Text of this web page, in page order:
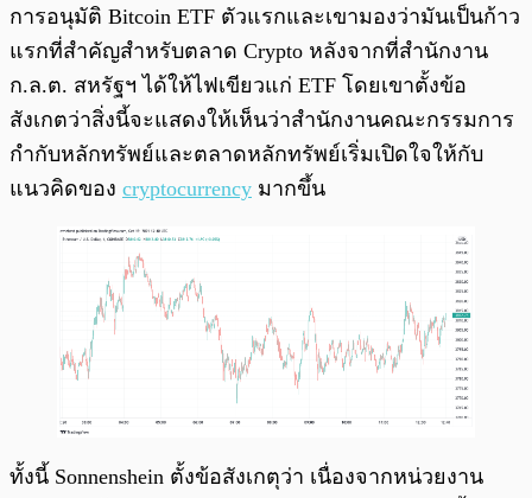
การอนุมัติ Bitcoin ETF ตัวแรกและเขามองว่ามันเป็นก้าว
แรกที่สำคัญสำหรับตลาด Crypto หลังจากที่สำนักงาน
ก.ล.ต. สหรัฐฯ ได้ให้ไฟเขียวแก่ ETF โดยเขาตั้งข้อ
สังเกตว่าสิ่งนี้จะแสดงให้เห็นว่าสำนักงานคณะกรรมการ
กำกับหลักทรัพย์และตลาดหลักทรัพย์เริ่มเปิดใจให้กับ
แนวคิดของ cryptocurrency มากขึ้น
ทั้งนี้ Sonnenshein ตั้งข้อสังเกตุว่า เนื่องจากหน่วยงาน